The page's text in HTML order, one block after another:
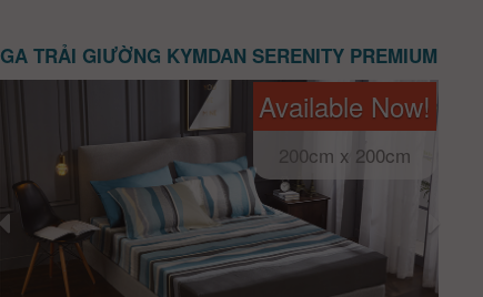
GA TRẢI GIƯỜNG KYMDAN SERENITY PREMIUM
Available Now!
200cm x 200cm